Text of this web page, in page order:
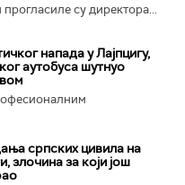
су директора...
напада у Лајпцигу,
аутобуса шутнуо
српских цивила на
злочина за који још